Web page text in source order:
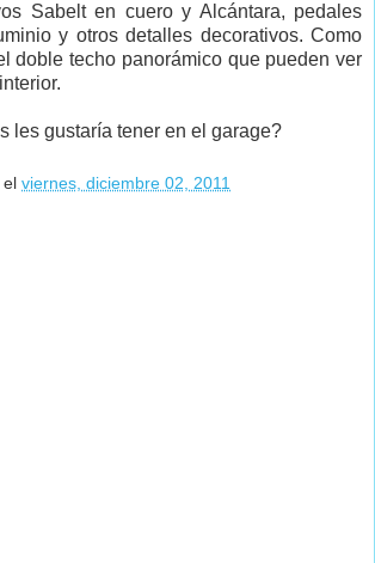
Sabelt en cuero y Alcántara, pedales
y otros detalles decorativos. Como
doble techo panorámico que pueden ver
les gustaría tener en el garage?
el viernes, diciembre 02, 2011